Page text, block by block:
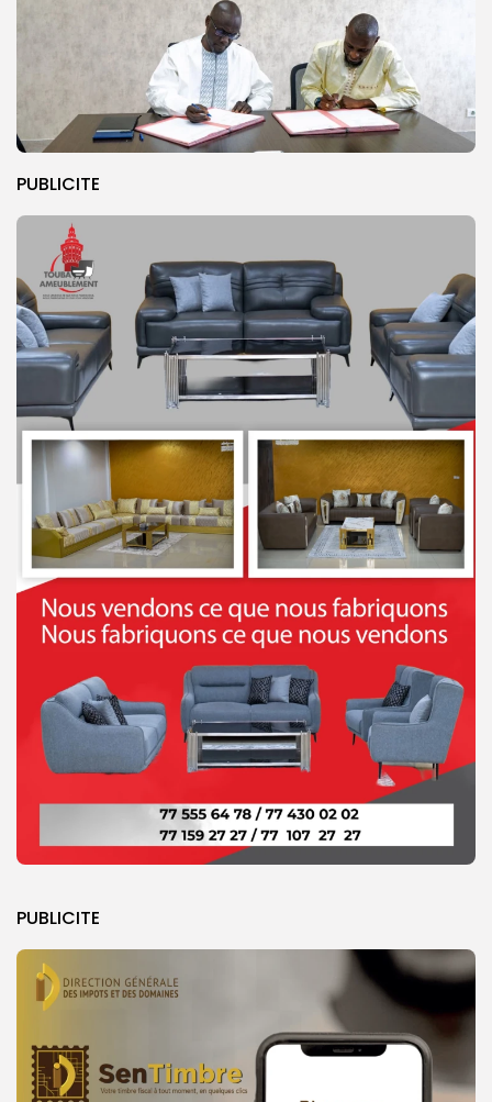
PUBLICITE
PUBLICITE